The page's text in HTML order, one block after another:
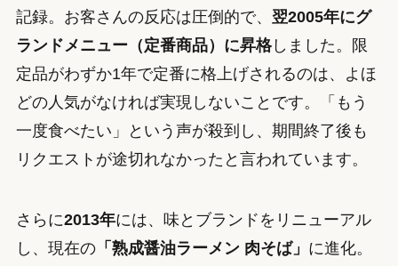
記録。お客さんの反応は圧倒的で、 翌2005年にグ
ランドメニュー（定番商品）に昇格しました。限
定品がわずか1年で定番に格上げされるのは、よほ
どの人気がなければ実現しないことです。「もう
一度食べたい」という声が殺到し、期間終了後も
リクエストが途切れなかったと言われています。
さらに2013年には、味とブランドをリニューアル
し、現在の「熟成醤油ラーメン 肉そば」 に進化。